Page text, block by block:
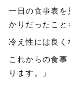
一日の食事表
かりだったこと
冷え性には良く
これからの食
ります。」